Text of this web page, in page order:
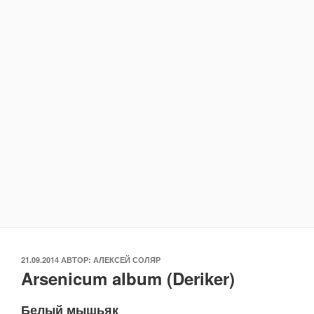
ОПУБЛИКОВАНО
21.09.2014 АВТОР: АЛЕКСЕЙ СОЛЯР
Arsenicum album (Deriker)
Белый мышьяк